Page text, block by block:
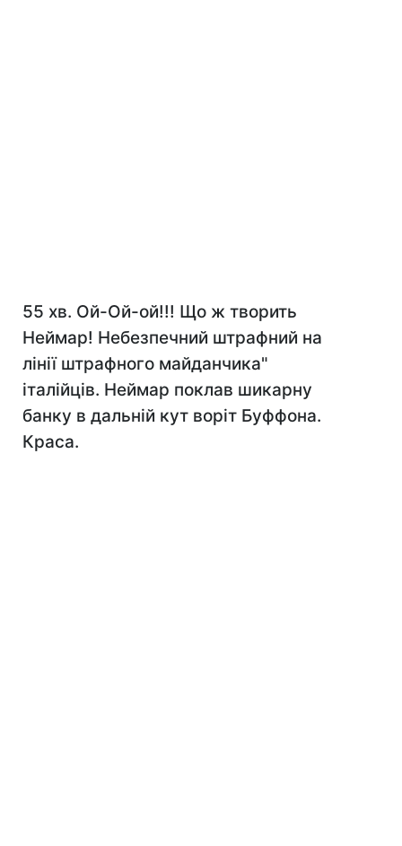
55 хв. Ой-Ой-ой!!! Що ж творить
Неймар! Небезпечний штрафний на
лінії штрафного майданчика"
італійців. Неймар поклав шикарну
банку в дальній кут воріт Буффона.
Краса.